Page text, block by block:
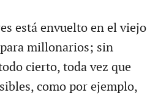
está envuelto en el viejo
millonarios; sin
cierto, toda vez que
como por ejemplo,